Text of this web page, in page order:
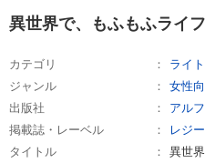
異世界で、もふもふライ
カテゴリ
ライ
ジャンル
女性
出版社
アル
掲載誌・レーベル
レジ
タイトル
異世